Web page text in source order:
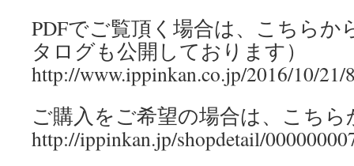
PDFでご覧頂く場合は、こちらか
タログも公開しております）
http://www.ippinkan.co.jp/2016/10/21/
ご購入をご希望の場合は、こちら
http://ippinkan.jp/shopdetail/